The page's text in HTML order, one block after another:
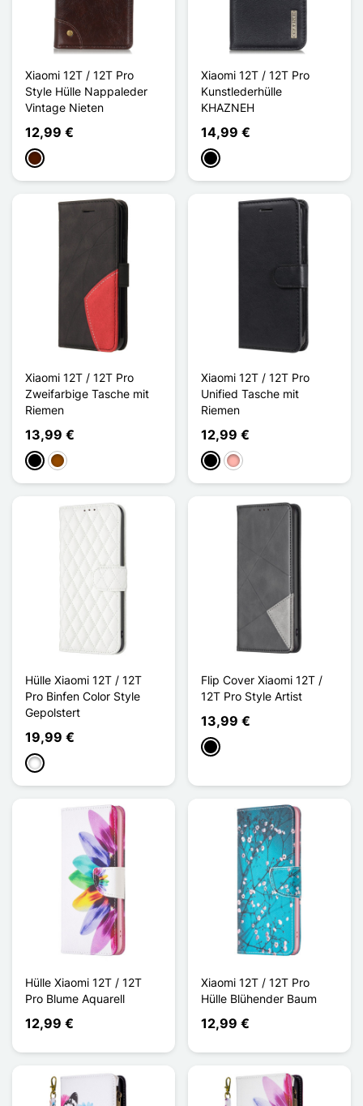
Xiaomi 12T / 12T Pro
Style Hülle Nappaleder
Vintage Nieten
12,99 €
Dunkelbraun
Xiaomi 12T / 12T Pro
Kunstlederhülle
KHAZNEH
14,99 €
Schwarz
Xiaomi 12T / 12T Pro
Zweifarbige Tasche mit
Riemen
13,99 €
Schwarz
Braun
Xiaomi 12T / 12T Pro
Unified Tasche mit
Riemen
12,99 €
SchwarzRoségold
Hülle Xiaomi 12T / 12T
Pro Binfen Color Style
Gepolstert
19,99 €
Weiß
Flip Cover Xiaomi 12T /
12T Pro Style Artist
13,99 €
Schwarz
Hülle Xiaomi 12T / 12T
Pro Blume Aquarell
12,99 €
Xiaomi 12T / 12T Pro
Hülle Blühender Baum
12,99 €